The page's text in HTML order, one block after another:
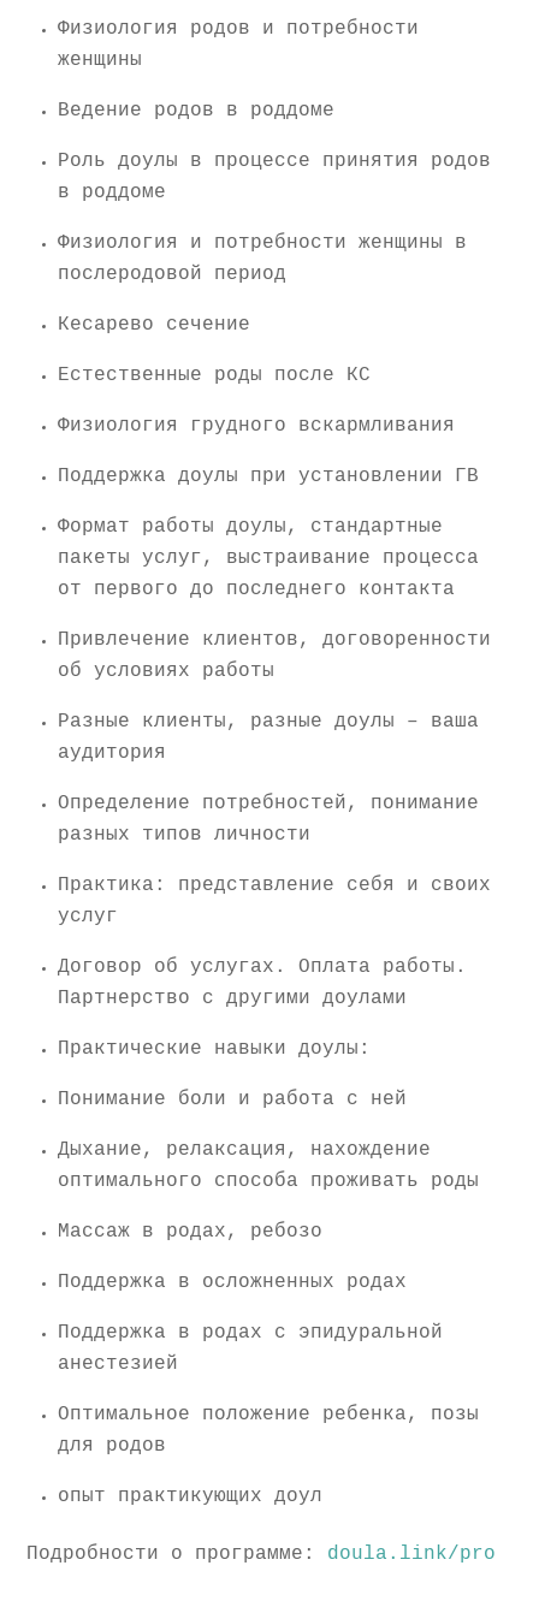
Физиология родов и потребности
женщины
Ведение родов в роддоме
Роль доулы в процессе принятия родов
в роддоме
Физиология и потребности женщины в
послеродовой период
Кесарево сечение
Естественные роды после КС
Физиология грудного вскармливания
Поддержка доулы при установлении ГВ
Формат работы доулы, стандартные
пакеты услуг, выстраивание процесса
от первого до последнего контакта
Привлечение клиентов, договоренности
об условиях работы
Разные клиенты, разные доулы – ваша
аудитория
Определение потребностей, понимание
разных типов личности
Практика: представление себя и своих
услуг
Договор об услугах. Оплата работы.
Партнерство с другими доулами
Практические навыки доулы:
Понимание боли и работа с ней
Дыхание, релаксация, нахождение
оптимального способа проживать роды
Массаж в родах, ребозо
Поддержка в осложненных родах
Поддержка в родах с эпидуральной
анестезией
Оптимальное положение ребенка, позы
для родов
опыт практикующих доул
Подробности о программе: doula.link/pro